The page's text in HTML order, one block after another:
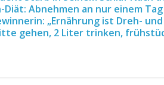
Diät: Abnehmen an nur einem
„Ernährung ist Dreh-
gehen, 2 Liter trinken,